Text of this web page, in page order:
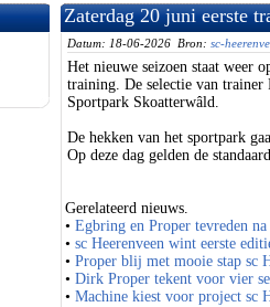
Zaterdag 20 juni eerste
Datum: 18-06-2026 Bron: sc-
Het nieuwe seizoen staat weer
training. De selectie van trainer
Sportpark Skoatterwâld.
De hekken van het sportpark
Op deze dag gelden de
Gerelateerd nieuws.
• Egbring en Proper tevreden
• sc Heerenveen wint eerste
• Proper blij met mooie stap sc
• Dirk Proper tekent voor vier
• Machine kiest voor project sc